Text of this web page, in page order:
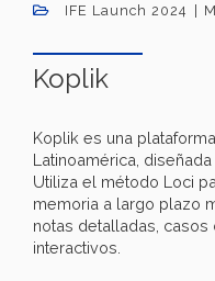
IFE Launch 2024
Koplik
Koplik es una
Latinoamérica,
Utiliza el método Loci
memoria a largo plazo
notas detalladas,
interactivos.